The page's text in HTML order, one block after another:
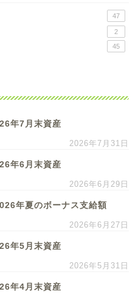
47
2
45
年7月末資産
2026年7月31日
年6月末資産
2026年6月29日
年夏のボーナス支給額
2026年6月27日
年5月末資産
2026年5月31日
年4月末資産